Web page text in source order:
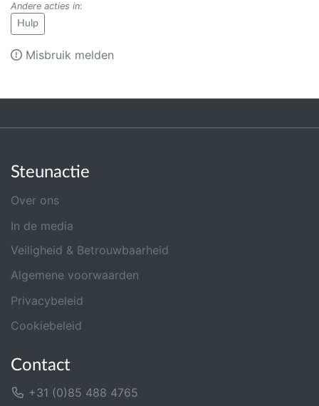
Andere acties in:
Hulp
Misbruik melden
Steunactie
Over ons
In de media
Veiligheid & Betrouwbaarheid
Algemene voorwaarden
Privacybeleid
Cookiebeleid
Contact
+31 (0)85 488 4765